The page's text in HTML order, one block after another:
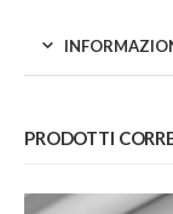
PRODOTTI